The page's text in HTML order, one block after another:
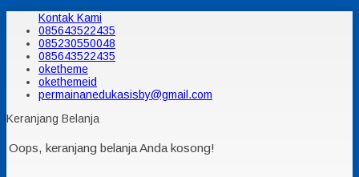
Kontak Kami
085643522435
085230550048
085643522435
oketheme
okethemeid
permainanedukasisby@gmail.com
Keranjang Belanja
Oops, keranjang belanja Anda kosong!